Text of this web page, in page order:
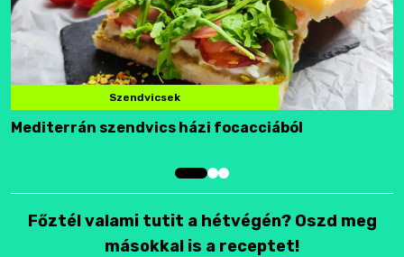
Szendvicsek
Mediterrán szendvics házi focacciából
Főztél valami tutit a hétvégén? Oszd meg
másokkal is a receptet!